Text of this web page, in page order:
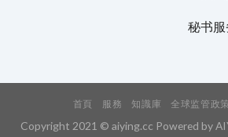
秘书服
首頁 服務 知識庫 全球监管政策
Copyright 2021 © aiying.cc Powered by